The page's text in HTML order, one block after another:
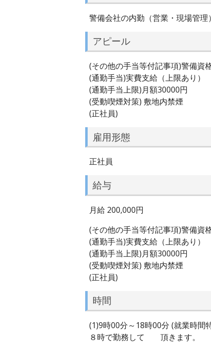
警備会社の内勤（営業・現場管
アピール
(その他の手当等付記事項)警備資
(通勤手当)実費支給（上限あり）
(通勤手当上限)月額30000円
(受動喫煙対策) 敷地内禁煙
(正社員)
雇用形態
正社員
給与
月給 200,000円
(その他の手当等付記事項)警備資
(通勤手当)実費支給（上限あり）
(通勤手当上限)月額30000円
(受動喫煙対策) 敷地内禁煙
(正社員)
時間
(1)9時00分～18時00分 (就業時
８時で勤務して 頂きます。 ・